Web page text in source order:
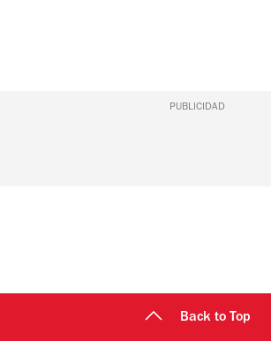
PUBLICIDAD
Back to Top